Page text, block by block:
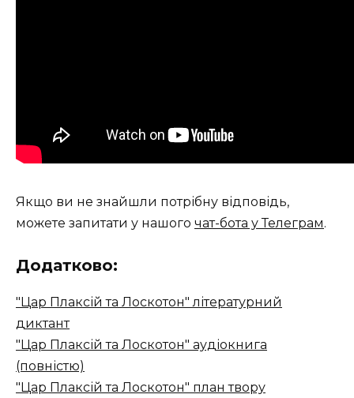
Якщо ви не знайшли потрібну відповідь,
можете запитати у нашого чат-бота у Телеграм.
Додатково:
"Цар Плаксій та Лоскотон" літературний
диктант
"Цар Плаксій та Лоскотон" аудіокнига
(повністю)
"Цар Плаксій та Лоскотон" план твору